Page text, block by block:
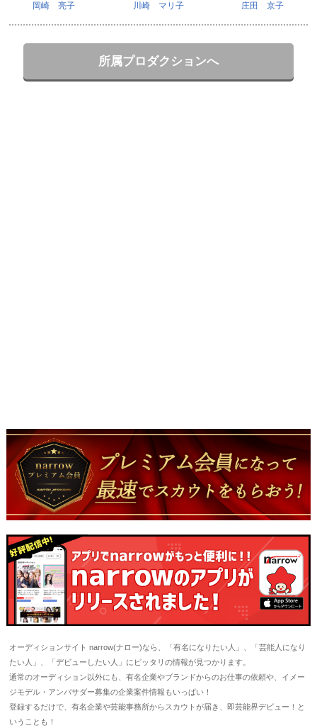
岡崎 亮子 川崎 マリ子 庄田 京子
所属プロダクションへ
オーディションサイト narrow(ナロー)なら、「有名になりたい人」、「芸能人になり
たい人」、「デビューしたい人」にピッタリの情報が見つかります。
通常のオーディション以外にも、有名企業やブランドからのお仕事の依頼や、イメー
ジモデル・アンバサダー募集の企業案件情報もいっぱい！
登録するだけで、有名企業や芸能事務所からスカウトが届き、即芸能界デビュー！と
いうことも！